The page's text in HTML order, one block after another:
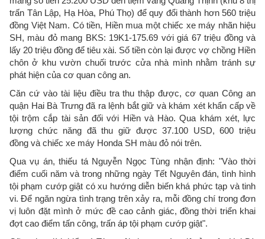
trấn Tân Lập, Hạ Hòa, Phú Thọ) để quy đổi thành hơn 560 triệu
đồng Việt Nam. Có tiền, Hiền mua một chiếc xe máy nhãn hiệu
SH, màu đỏ mang BKS: 19K1-175.69 với giá 67 triệu đồng và
lấy 20 triệu đồng để tiêu xài. Số tiền còn lại được vợ chồng Hiền
chôn ở khu vườn chuối trước cửa nhà mình nhằm tránh sự
phát hiện của cơ quan công an.
Căn cứ vào tài liệu điều tra thu thập được, cơ quan Công an
quận Hai Bà Trưng đã ra lệnh bắt giữ và khám xét khẩn cấp về
tội trộm cắp tài sản đối với Hiền và Hào. Qua khám xét, lực
lượng chức năng đã thu giữ được 37.100 USD, 600 triệu
đồng và chiếc xe máy Honda SH màu đỏ nói trên.
Qua vụ án, thiếu tá Nguyễn Ngọc Tùng nhận định: "Vào thời
điểm cuối năm và trong những ngày Tết Nguyên đán, tình hình
tội phạm cướp giật có xu hướng diễn biến khá phức tạp và tinh
vi. Để ngăn ngừa tình trạng trên xảy ra, mỗi đồng chí trong đơn
vị luôn đặt mình ở mức đề cao cảnh giác, đồng thời triển khai
đợt cao điểm tấn công, trấn áp tội phạm cướp giật".